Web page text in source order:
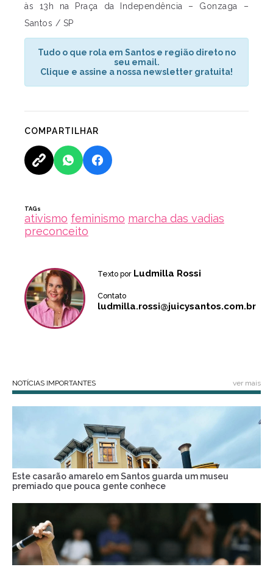
às 13h na Praça da Independência – Gonzaga –
Santos / SP
Tudo o que rola em Santos e região direto no
seu email.
Clique e assine a nossa newsletter gratuita!
COMPARTILHAR
TAGs
ativismo feminismo marcha das vadias
preconceito
Texto por Ludmilla Rossi
Contato
ludmilla.rossi@juicysantos.com.br
NOTÍCIAS IMPORTANTES ver mais
Este casarão amarelo em Santos guarda um museu
premiado que pouca gente conhece